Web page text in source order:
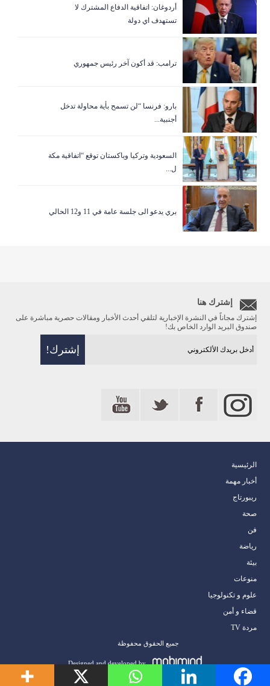
أردوغان: اتفاقية الدفاع المشترك لا
تستهدف اي دولة
ترامب: قد أكون آخر رئيس جمهوري
بارو: فرنسا “لن تسمح بأية محاولة تدخل
أجنبية...
السعودية وتركيا وباكستان توقع “اتفاقية مكة
ل...
بري يدعو الى جلسة عامة في 11 و12 الحالي
إشترك هنا
إشترك مجاناً في النشرة الإخبارية لتلقي أحدث الأخبار ومقالات حصرية مباشرة على
صندوق البريد الوارد الخاص بك!
الرئيسية
أخبار مهمة
ريبورتاج
صحة
فن
رياضة
بيئة
منوعات
علوم و تكنولوجيا
قضاء و أمن
مردة TV
جميع الحقوق محفوظة
Designed and developed by